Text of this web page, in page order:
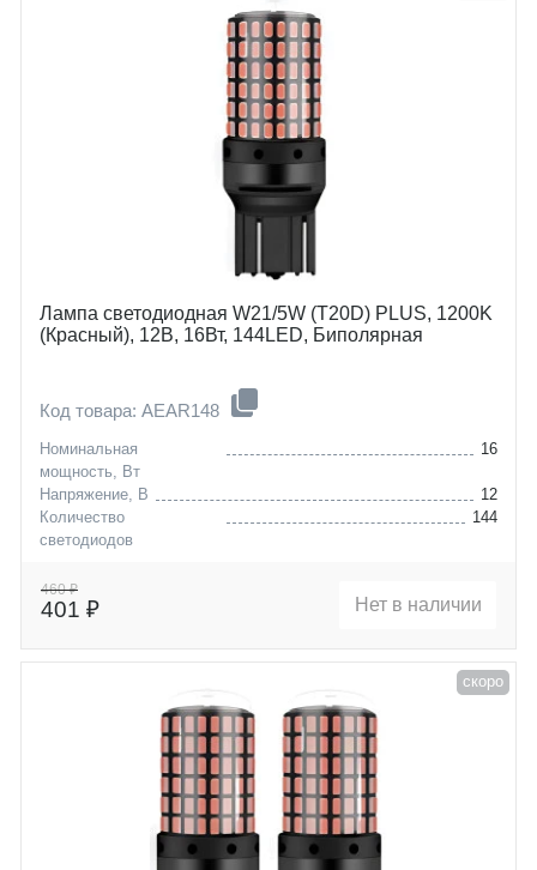
Лампа светодиодная W21/5W (T20D) PLUS, 1200K
(Красный), 12В, 16Вт, 144LED, Биполярная
Код товара: AEAR148
Номинальная
мощность, Вт
16
Напряжение, В
12
Количество
светодиодов
144
460 ₽
401 ₽ Нет в наличии
скоро